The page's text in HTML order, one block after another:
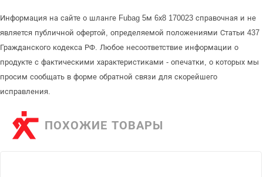
Информация на сайте о шланге Fubag 5м 6х8 170023 справочная и не
является публичной офертой, определяемой положениями Статьи 437
Гражданского кодекса РФ. Любое несоответствие информации о
продукте с фактическими характеристиками - опечатки, о которых мы
просим сообщать в форме обратной связи для скорейшего
исправления.
ПОХОЖИЕ ТОВАРЫ